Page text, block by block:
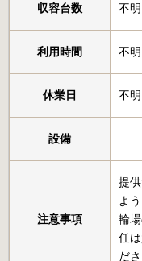
収容台数 不明
利用時間 不明
休業日 不明
設備
注意事項
提
よ
輪
任
ださ